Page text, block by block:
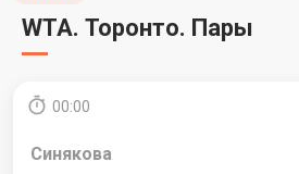
WTA. Торонто. Пары
00:00
Синякова